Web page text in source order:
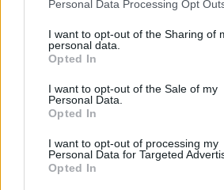
Personal Data Processing Opt
I want to opt-out of the Sharing of
personal data.
Opted In
I want to opt-out of the Sale of my
Personal Data.
Opted In
I want to opt-out of processing my
Personal Data for Targeted
Opted In